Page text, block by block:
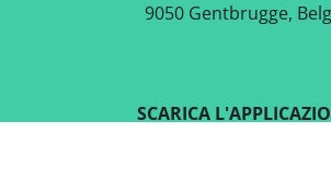
9050 Gentbrugge,
SCARICA